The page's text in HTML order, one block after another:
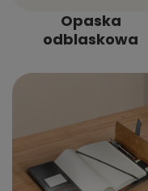
Opaska
odblaskowa